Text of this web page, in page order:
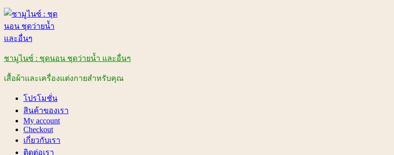
Skip
content
ชามูไนซ์ : ชุดนอน ชุดว่ายน้ำ และอื่นๆ
เสื้อผ้าและเครื่องแต่งกายสำหรับคุณ
โปรโมชั่น
สินค้าของเรา
My account
Checkout
เกี่ยวกับเรา
ติดต่อเรา